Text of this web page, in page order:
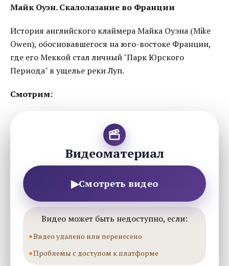
Майк Оуэн. Скалолазание во Франции
История английского клаймера Майка Оуэна (Mike
Owen), обосновавшегося на юго-востоке Франции,
где его Меккой стал личный "Парк Юрского
Периода" в ущелье реки Луп.
Смотрим:
Видеоматериал
▶Смотреть видео
Видео может быть недоступно, если:
Видео удалено или перенесено
Проблемы с доступом к платформе